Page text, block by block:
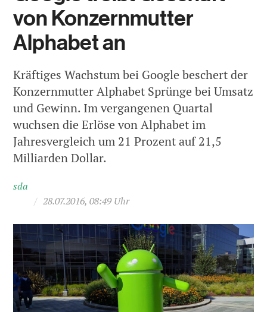
von Konzernmutter
Alphabet an
Kräftiges Wachstum bei Google beschert der
Konzernmutter Alphabet Sprünge bei Umsatz
und Gewinn. Im vergangenen Quartal
wuchsen die Erlöse von Alphabet im
Jahresvergleich um 21 Prozent auf 21,5
Milliarden Dollar.
sda
/ 28.07.2016, 08:49 Uhr